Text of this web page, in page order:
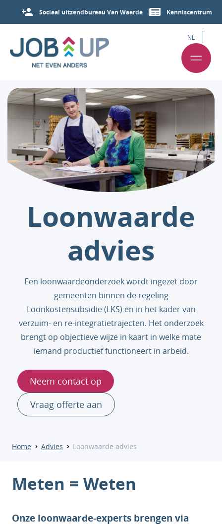
Sociaal uitzendbureau Van Waarde Kenniscentrum
NL
Loonwaarde
advies
Een loonwaardeonderzoek wordt ingezet door
gemeenten binnen de regeling
Loonkostensubsidie (LKS) en in het kader van
verzuim- en re-integratietrajecten. Het onderzoek
brengt op objectieve wijze in kaart in welke mate
iemand productief functioneert in arbeid.
Neem contact op
Vraag offerte aan
Home Advies Loonwaarde advies
Meten = Weten
Onze loonwaarde-experts brengen via